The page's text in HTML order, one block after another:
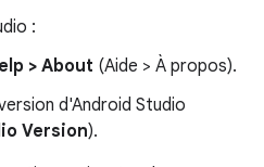
:
> About (Aide > À propos).
d'Android Studio
Version).